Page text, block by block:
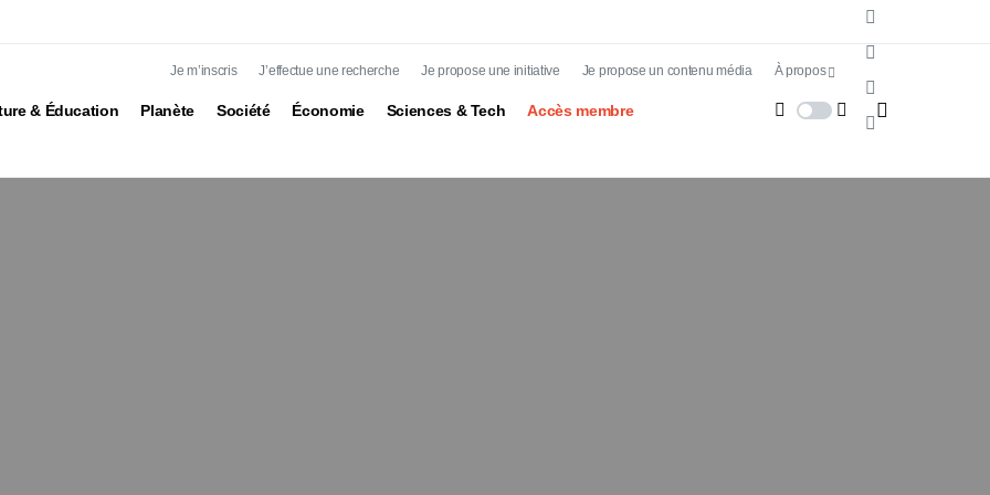
Je m’inscris J’effectue une recherche Je propose une initiative Je propose un contenu média À propos
& Éducation Planète Société Économie Sciences & Tech Accès membre